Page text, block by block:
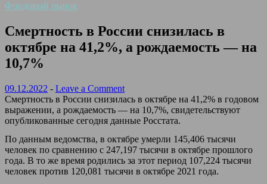
Фондовый рынок
Смертность в России снизилась в
октябре на 41,2%, а рождаемость — на
10,7%
09.12.2022 - Leave a Comment
Смертность в России снизилась в октябре на 41,2% в годовом
выражении, а рождаемость — на 10,7%, свидетельствуют
опубликованные сегодня данные Росстата.
По данным ведомства, в октябре умерли 145,406 тысячи
человек по сравнению с 247,197 тысячи в октябре прошлого
года. В то же время родились за этот период 107,224 тысячи
человек против 120,081 тысячи в октябре 2021 года.